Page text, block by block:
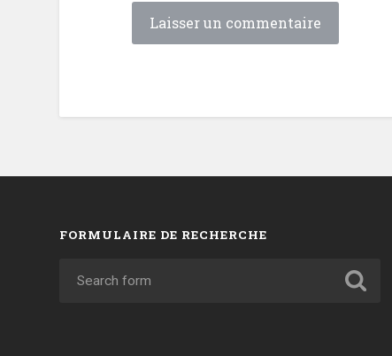
FORMULAIRE DE RECHERCHE